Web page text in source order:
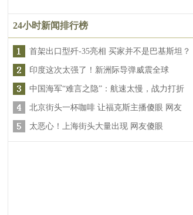
24小时新闻排行榜
首架出口型歼-35亮相 买家并不是巴基斯坦？
印度这次太强了！新洲际导弹威震全球
中国海军“难言之隐”：航速太慢，战力打折
北京街头一杯咖啡 让福克斯主播傻眼 网友
太恶心！上海街头大量出现 网友傻眼